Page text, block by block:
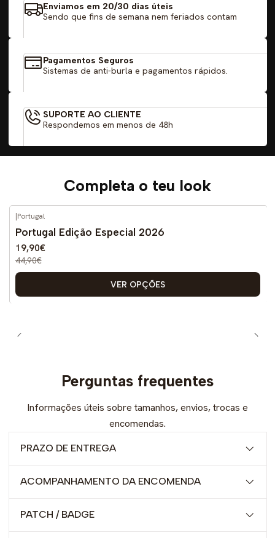
Enviamos em 20/30 dias úteis
Sendo que fins de semana nem feriados contam
Pagamentos Seguros
Sistemas de anti-burla e pagamentos rápidos.
SUPORTE AO CLIENTE
Respondemos em menos de 48h
Completa o teu look
DESCONTO
|Portugal
Portugal Edição Especial 2026
19,90€
44,90€
VER OPÇÕES
Perguntas frequentes
Informações úteis sobre tamanhos, envios, trocas e
encomendas.
PRAZO DE ENTREGA
ACOMPANHAMENTO DA ENCOMENDA
PATCH / BADGE